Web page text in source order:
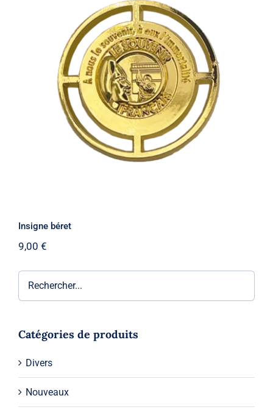
Insigne béret
Insigne béret
9,00 €
Catégories de produits
Divers
Nouveaux